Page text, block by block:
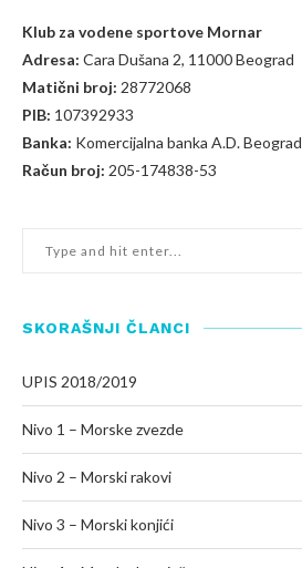
Klub za vodene sportove Mornar
Adresa: Cara Dušana 2, 11000 Beograd
Matični broj: 28772068
PIB: 107392933
Banka: Komercijalna banka A.D. Beograd
Račun broj: 205-174838-53
SKORAŠNJI ČLANCI
UPIS 2018/2019
Nivo 1 – Morske zvezde
Nivo 2 – Morski rakovi
Nivo 3 – Morski konjići